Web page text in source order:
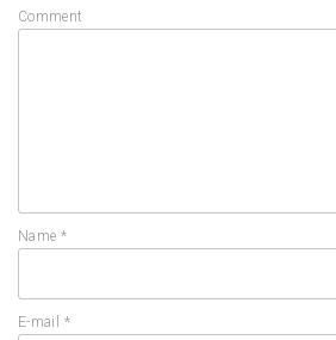
Comment
Name *
E-mail *